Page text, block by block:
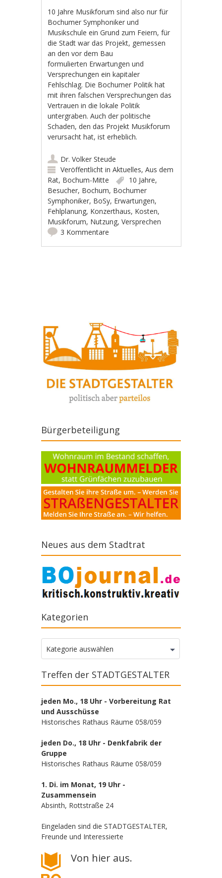
10 Jahre Musikforum sind also nur für
Bochumer Symphoniker und
Musikschule ein Grund zum Feiern, für
die Stadt war das Projekt, gemessen
an den vor dem Bau
formulierten Erwartungen und
Versprechungen ein kapitaler
Fehlschlag. Die Bochumer Politik hat
mit ihren falschen Versprechungen das
Vertrauen in die lokale Politik
untergraben. Auch der politische
Schaden, den das Projekt Musikforum
verursacht hat, ist erheblich.
Dr. Volker Steude
Veröffentlicht inAktuelles,Aus dem
Rat, Bochum-Mitte 10 Jahre,
Besucher, Bochum, Bochumer
Symphoniker, BoSy, Erwartungen,
Fehlplanung, Konzerthaus, Kosten,
Musikforum, Nutzung,Versprechen
3 Kommentare
Bürgerbeteiligung
Neues aus dem Stadtrat
Kategorien
Kategorien
Kategorie auswählen
Treffen der STADTGESTALTER
jeden Mo., 18 Uhr - Vorbereitung Rat
und Ausschüsse
Historisches Rathaus Räume 058/059
jeden Do., 18 Uhr - Denkfabrik der
Gruppe
Historisches Rathaus Räume 058/059
1. Di. im Monat, 19 Uhr -
Zusammensein
Absinth, Rottstraße 24
Eingeladen sind die STADTGESTALTER,
Freunde und Interessierte
Von hier aus.